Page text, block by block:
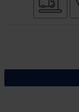
בטוחה